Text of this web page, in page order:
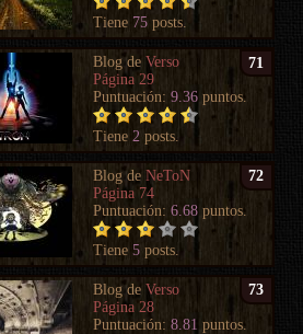
Tiene 75 posts.
71
Blog deVerso
Página 29
Puntuación:9.36 puntos.
Tiene 2 posts.
72
Blog deNeToN
Página 74
Puntuación:6.68 puntos.
Tiene5 posts.
73
Blog deVerso
Página 28
Puntuación:8.81 puntos.